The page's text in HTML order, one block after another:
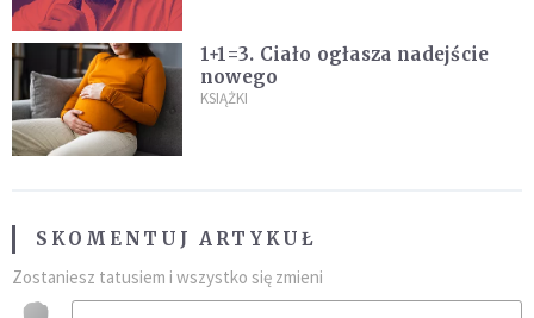
1+1=3. Ciało ogłasza nadejście
nowego
KSIĄŻKI
SKOMENTUJ ARTYKUŁ
Zostaniesz tatusiem i wszystko się zmieni